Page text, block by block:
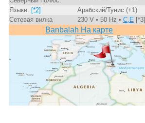
Языки: [*2]
Арабский/Тунис (+1)
Сетевая вилка
230 V • 50 Hz • C,E[*3]
Banbalah На карте